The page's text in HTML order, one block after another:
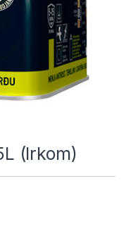
(Irkom)